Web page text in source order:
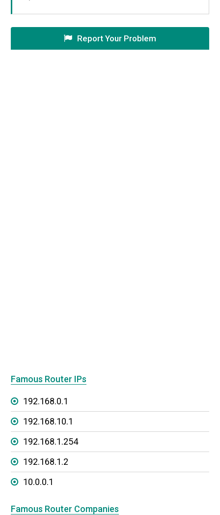
Report Your Problem
Famous Router IPs
192.168.0.1
192.168.10.1
192.168.1.254
192.168.1.2
10.0.0.1
Famous Router Companies